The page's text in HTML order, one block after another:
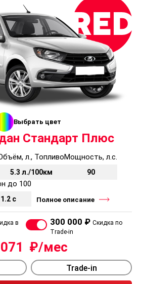
Выбрать цвет
Стандарт Плюс
л., Топливо
5.3 л./100км
Мощность, л.с.
90
до 100
с Полное описание
в
300 000 ₽ Скидка по
Trade-in
Trade-in